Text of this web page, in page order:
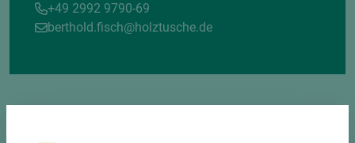
+49 2992 9790-69
berthold.fisch@holztusche.de